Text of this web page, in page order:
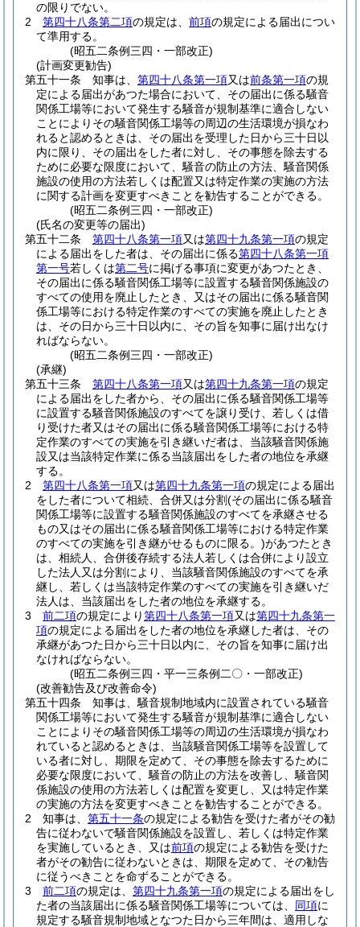
の限りでない。
2
第四十八条第二項の規定は、 前項の規定による届出につい
て準用する。
(昭五二条例三四・一部改正)
(計画変更勧告)
第五十一条
知事は、 第四十八条第一項又は前条第一項の規
定による届出があつた場合において、その届出に係る騒音
関係工場等において発生する騒音が規制基準に適合しない
ことによりその騒音関係工場等の周辺の生活環境が損なわ
れると認めるときは、その届出を受理した日から三十日以
内に限り、その届出をした者に対し、その事態を除去する
ために必要な限度において、騒音の防止の方法、騒音関係
施設の使用の方法若しくは配置又は特定作業の実施の方法
に関する計画を変更すべきことを勧告することができる。
(昭五二条例三四・一部改正)
(氏名の変更等の届出)
第五十二条
第四十八条第一項又は第四十九条第一項の規定
による届出をした者は、その届出に係る第四十八条第一項
第一号若しくは第二号に掲げる事項に変更があつたとき、
その届出に係る騒音関係工場等に設置する騒音関係施設の
すべての使用を廃止したとき、又はその届出に係る騒音関
係工場等における特定作業のすべての実施を廃止したとき
は、その日から三十日以内に、その旨を知事に届け出なけ
ればならない。
(昭五二条例三四・一部改正)
(承継)
第五十三条
第四十八条第一項又は第四十九条第一項の規定
による届出をした者から、その届出に係る騒音関係工場等
に設置する騒音関係施設のすべてを譲り受け、若しくは借
り受けた者又はその届出に係る騒音関係工場等における特
定作業のすべての実施を引き継いだ者は、当該騒音関係施
設又は当該特定作業に係る当該届出をした者の地位を承継
する。
2
第四十八条第一項又は第四十九条第一項の規定による届出
をした者について相続、合併又は分割(その届出に係る騒音
関係工場等に設置する騒音関係施設のすべてを承継させる
もの又はその届出に係る騒音関係工場等における特定作業
のすべての実施を引き継がせるものに限る。)があつたとき
は、相続人、合併後存続する法人若しくは合併により設立
した法人又は分割により、当該騒音関係施設のすべてを承
継し、若しくは当該特定作業のすべての実施を引き継いだ
法人は、当該届出をした者の地位を承継する。
3
前二項の規定により第四十八条第一項又は第四十九条第一
項の規定による届出をした者の地位を承継した者は、その
承継があつた日から三十日以内に、その旨を知事に届け出
なければならない。
(昭五二条例三四・平一三条例二〇・一部改正)
(改善勧告及び改善命令)
第五十四条
知事は、騒音規制地域内に設置されている騒音
関係工場等において発生する騒音が規制基準に適合しない
ことによりその騒音関係工場等の周辺の生活環境が損なわ
れていると認めるときは、当該騒音関係工場等を設置して
いる者に対し、期限を定めて、その事態を除去するために
必要な限度において、騒音の防止の方法を改善し、騒音関
係施設の使用の方法若しくは配置を変更し、又は特定作業
の実施の方法を変更すべきことを勧告することができる。
2
知事は、 第五十一条の規定による勧告を受けた者がその勧
告に従わないで騒音関係施設を設置し、若しくは特定作業
を実施しているとき、又は前項の規定による勧告を受けた
者がその勧告に従わないときは、期限を定めて、その勧告
に従うべきことを命ずることができる。
3
前二項の規定は、 第四十九条第一項の規定による届出をし
た者の当該届出に係る騒音関係工場等については、 同項に
規定する騒音規制地域となつた日から三年間は、適用しな